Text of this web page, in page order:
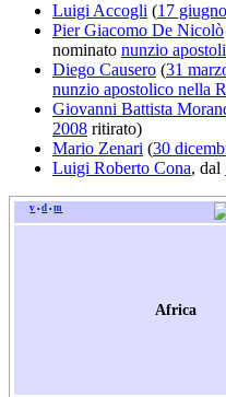
Luigi Accogli (17 giugno
Pier Giacomo De Nicolò
nominato nunzio
Diego Causero (31
nunzio apostolico nella
Giovanni Battista
2008 ritirato)
Mario Zenari (30
Luigi Roberto Cona, dal
v • d • m
Africa